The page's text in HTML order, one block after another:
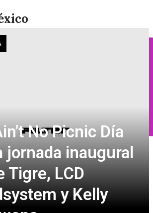
No Picnic Día
jornada inaugural
Tigre, LCD
y Kelly